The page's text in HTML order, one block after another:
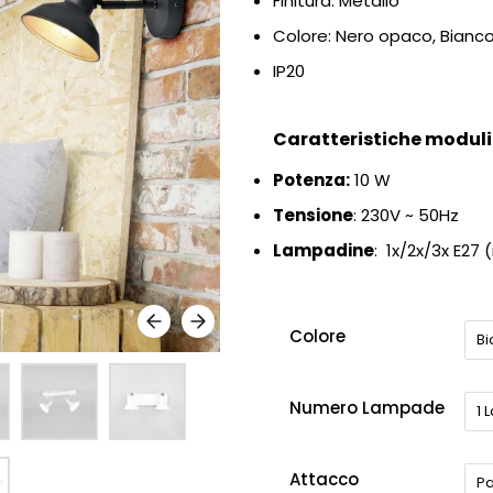
Colore: Nero opaco,
IP20
Caratteristiche
Potenza:10 W
Tensione: 230V ~ 50Hz
Lampadine: 1x/2x/3x E27
Colore
Numero Lampade 1
Attacco